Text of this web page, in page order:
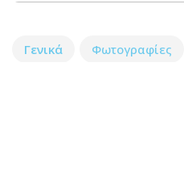
Γενικά Φωτογραφίες